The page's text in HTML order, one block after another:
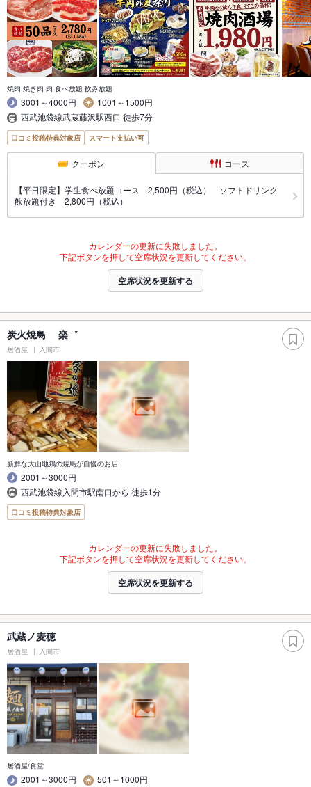
焼肉 焼き肉 肉 食べ放題 飲み放題
3001～4000円
1001～1500円
西武池袋線武蔵藤沢駅西口 徒歩7分
口コミ投稿特典対象店 スマート支払い可
クーポン コース
【平日限定】学生食べ放題コース 2,500円（税込） ソフトドリンク
飲放題付き 2,800円（税込）
カレンダーの更新に失敗しました。
下記ボタンを押して空席状況を更新してください。
空席状況を更新する
炭火焼鳥 楽゛
居酒屋 入間市
新鮮な大山地鶏の焼鳥が自慢のお店
2001～3000円
西武池袋線入間市駅南口から 徒歩1分
口コミ投稿特典対象店
カレンダーの更新に失敗しました。
下記ボタンを押して空席状況を更新してください。
空席状況を更新する
武蔵ノ麦穂
居酒屋 入間市
居酒屋/食堂
2001～3000円 501～1000円